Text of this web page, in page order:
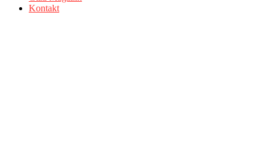
Kontakt